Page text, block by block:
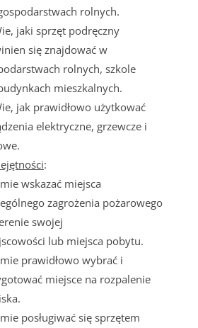
rolnych.
jaki sprzęt podręczny
się znajdować w
rolnych, szkole
mieszkalnych.
jak prawidłowo użytkować
elektryczne, grzewcze i
:
wskazać miejsca
zagrożenia pożarowego
swojej
lub miejsca pobytu.
prawidłowo wybrać i
miejsce na rozpalenie
posługiwać się sprzętem